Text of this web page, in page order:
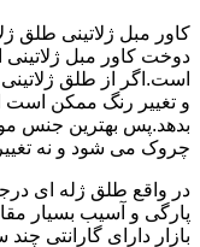
کاور مبل ژلاتینی طلق
دوخت کاور مبل
است.اگر از طلق
و تغییر رنگ ممکن است
بدهد.پس بهترین جنس
چروک می شود و نه
در واقع طلق ژله ای
پارگی و آسیب بسیار
بازار دارای گارانتی